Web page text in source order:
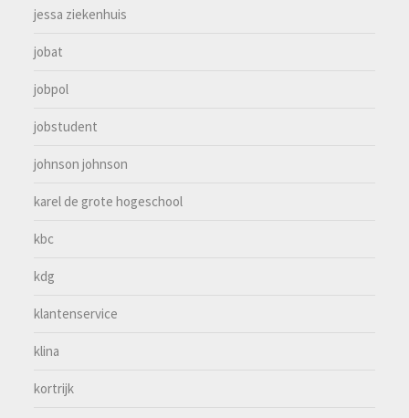
jessa ziekenhuis
jobat
jobpol
jobstudent
johnson johnson
karel de grote hogeschool
kbc
kdg
klantenservice
klina
kortrijk